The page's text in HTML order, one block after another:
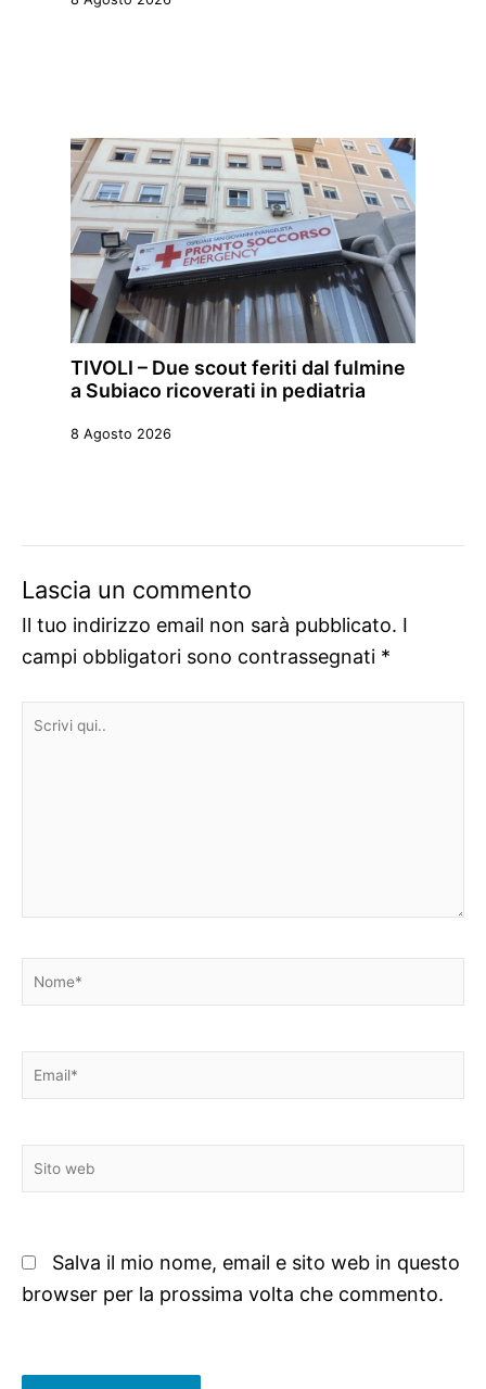
TIVOLI – Due scout feriti dal fulmine
a Subiaco ricoverati in pediatria
8 Agosto 2026
Lascia un commento
Il tuo indirizzo email non sarà pubblicato. I
campi obbligatori sono contrassegnati *
Scrivi
Nome*
Email*
Sito
web
Salva il mio nome, email e sito web in questo
browser per la prossima volta che commento.